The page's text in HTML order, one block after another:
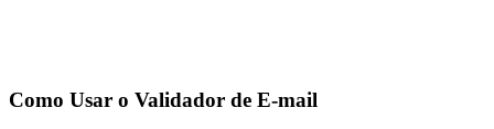
Como Usar o Validador de E-mail